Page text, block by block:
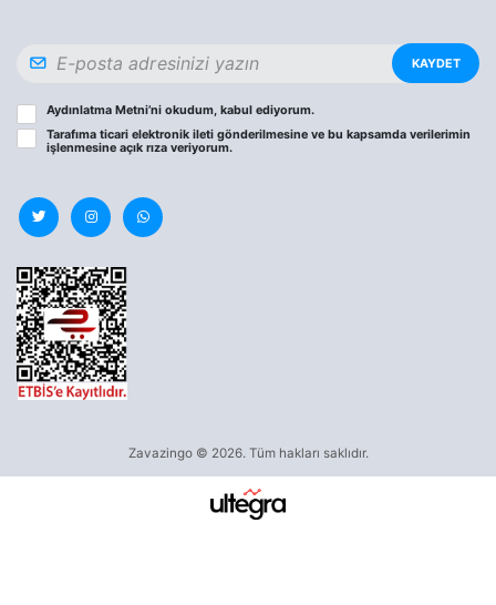
KAYDET
Aydınlatma Metni’ni okudum, kabul ediyorum.
Tarafıma ticari elektronik ileti gönderilmesine ve bu kapsamda verilerimin
işlenmesine açık rıza veriyorum.
Zavazingo © 2026. Tüm hakları saklıdır.